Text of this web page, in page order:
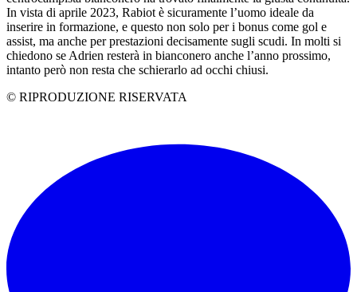
In vista di aprile 2023, Rabiot è sicuramente l’uomo ideale da
inserire in formazione, e questo non solo per i bonus come gol e
assist, ma anche per prestazioni decisamente sugli scudi. In molti si
chiedono se Adrien resterà in bianconero anche l’anno prossimo,
intanto però non resta che schierarlo ad occhi chiusi.
© RIPRODUZIONE RISERVATA